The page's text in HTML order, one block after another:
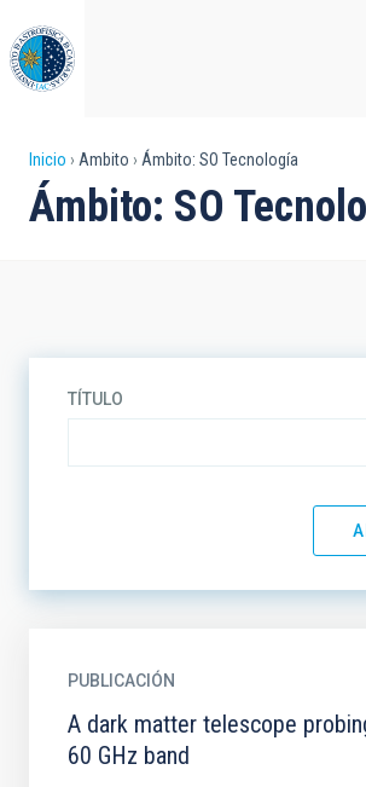
al
contenido
principal
Sobrescribir
enlaces
navegación
Inicio Ambito Ámbito: SO Tecnología
Ámbito: SO
TÍTULO
PUBLICACIÓN
A dark matter telescope
60 GHz band